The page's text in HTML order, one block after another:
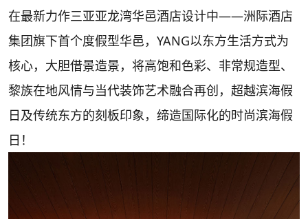
在最新力作三亚亚龙湾华邑酒店设计中——洲际酒店
集团旗下首个度假型华邑，YANG以东方生活方式为
核心，大胆借景造景，将高饱和色彩、非常规造型、
黎族在地风情与当代装饰艺术融合再创，超越滨海假
日及传统东方的刻板印象，缔造国际化的时尚滨海假
日！